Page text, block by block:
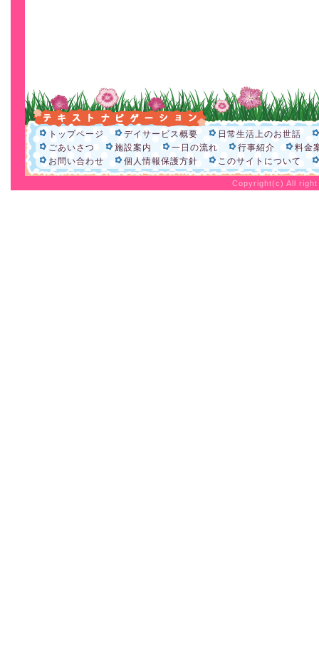
トップページ デイサービス概要
日常生活上のお世話
ごあいさつ
施設案内 一日の流れ 行事紹介
料金
お問い合わせ
個人情報保護方針 このサイトについて
Copyright(c) All